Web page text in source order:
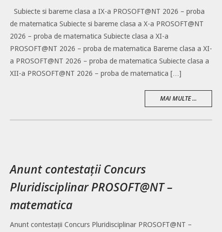
Subiecte si bareme clasa a IX-a PROSOFT@NT 2026 – proba
de matematica Subiecte si bareme clasa a X-a PROSOFT@NT
2026 – proba de matematica Subiecte clasa a XI-a
PROSOFT@NT 2026 – proba de matematica Bareme clasa a XI-
a PROSOFT@NT 2026 – proba de matematica Subiecte clasa a
XII-a PROSOFT@NT 2026 – proba de matematica […]
MAI MULTE ...
Anunt contestații Concurs
Pluridisciplinar PROSOFT@NT –
matematica
Anunt contestații Concurs Pluridisciplinar PROSOFT@NT –